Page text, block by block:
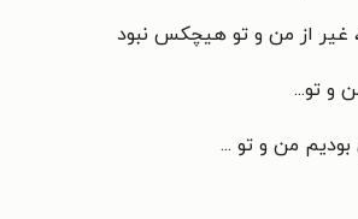
غیر از من و تو هیچکس نبود
و تو...
من و تو ...